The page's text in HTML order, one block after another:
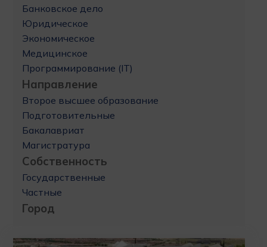
Банковское дело
Юридическое
Экономическое
Медицинское
Программирование (IT)
Направление
Второе высшее образование
Подготовительные
Бакалавриат
Магистратура
Собственность
Государственные
Частные
Город